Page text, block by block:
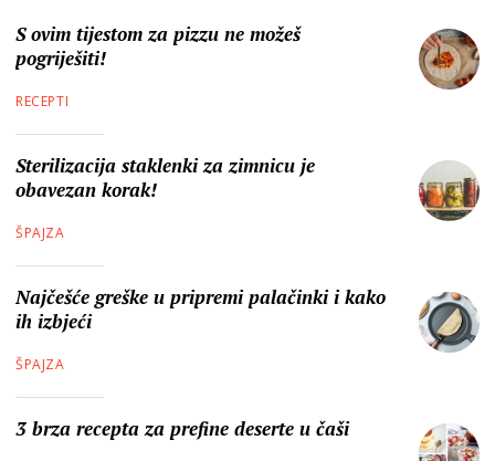
S ovim tijestom za pizzu ne možeš
pogriješiti!
RECEPTI
Sterilizacija staklenki za zimnicu je
obavezan korak!
ŠPAJZA
Najčešće greške u pripremi palačinki i kako
ih izbjeći
ŠPAJZA
3 brza recepta za prefine deserte u čaši